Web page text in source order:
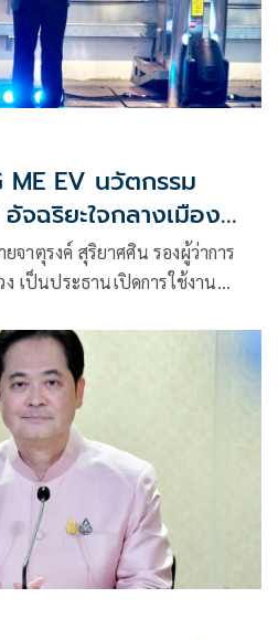
ME EV นวัตกรรม
จฉริยะใจกลางเมือง
น คอนโด ฯ ยกระดับ
ฟ้าไทย
าตุรงค์ สุริยาศศิน รองผู้ว่าการ
เป็นประธานเปิดการใช้งาน
องหัวชาร์จ